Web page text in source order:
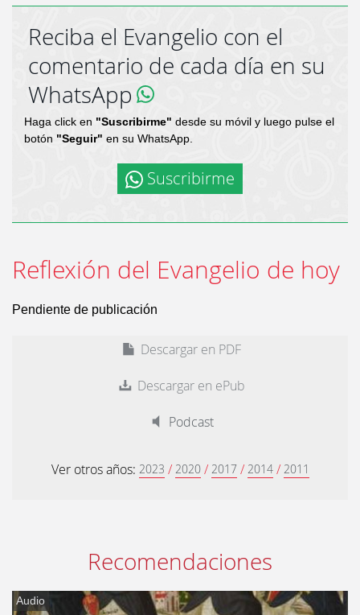
Reciba el Evangelio con el
comentario de cada día en su
WhatsApp
Haga click en "Suscribirme" desde su móvil y luego pulse el
botón "Seguir" en su WhatsApp.
Suscribirme
Reflexión del Evangelio de hoy
Pendiente de publicación
Descargar en PDF
Descargar en ePub
Podcast
Ver otros años: 2023 / 2020 / 2017 / 2014 / 2011
Recomendaciones
Audio